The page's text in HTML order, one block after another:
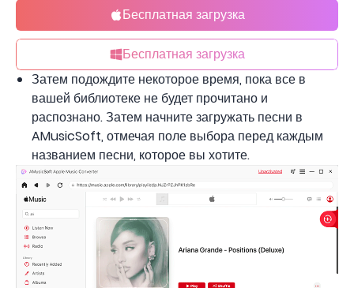
Бесплатная загрузка
Бесплатная загрузка
Затем подождите некоторое время, пока все в
вашей библиотеке не будет прочитано и
распознано. Затем начните загружать песни в
AMusicSoft, отмечая поле выбора перед каждым
названием песни, которое вы хотите.